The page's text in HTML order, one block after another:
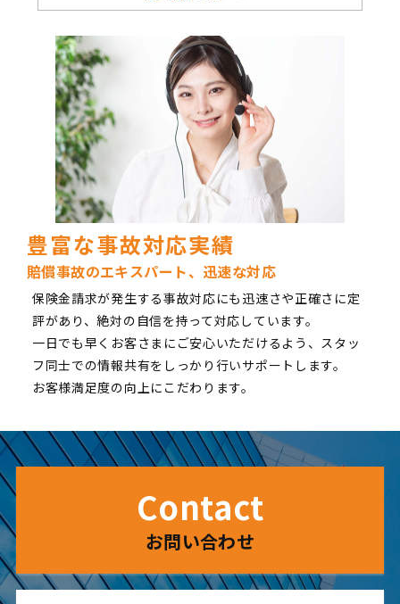
豊富な事故対応実績
賠償事故のエキスパート、迅速な対応
保険金請求が発生する事故対応にも迅速さや正確さに定
評があり、絶対の自信を持って対応しています。
一日でも早くお客さまにご安心いただけるよう、スタッ
フ同士での情報共有をしっかり行いサポートします。
お客様満足度の向上にこだわります。
Contact
お問い合わせ